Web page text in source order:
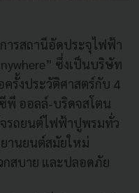
ารสถานีอัดประจุไฟฟ้า
ซึ่งเป็นบริษัท
ครั้งประวัติศาสตร์กับ 4
พี ออลล์-บริดจสโตน
รถยนต์ไฟฟ้าปูพรมทั่ว
านยนต์สมัยใหม่
กสบาย และปลอดภัย